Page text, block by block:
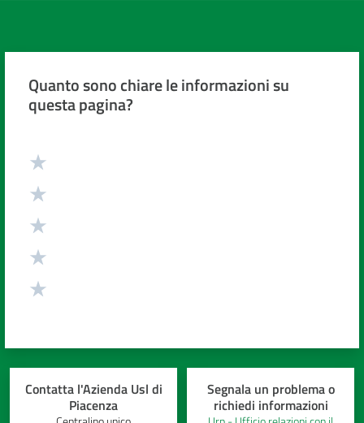
Quanto sono chiare le informazioni su
questa pagina?
Contatta l'Azienda Usl di
Piacenza
Segnala un problema o
richiedi informazioni